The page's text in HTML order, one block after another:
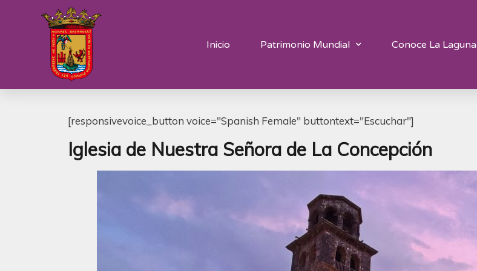
Inicio Patrimonio Mundial Conoce La Laguna
[responsivevoice_button voice="Spanish Female" buttontext="Escuchar"]
Iglesia de Nuestra Señora de La Concepción